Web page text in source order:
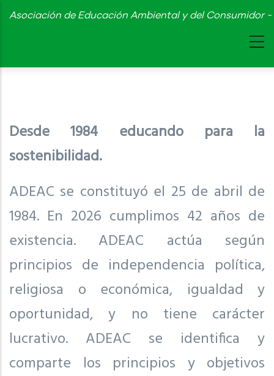
Skip
content
Asociación de Educación Ambiental y del Consumidor
Desde 1984 educando para la
sostenibilidad.
ADEAC se constituyó el 25 de abril de
1984. En 2026 cumplimos 42 años de
existencia. ADEAC actúa según
principios de independencia política,
religiosa o económica, igualdad y
oportunidad, y no tiene carácter
lucrativo. ADEAC se identifica y
comparte los principios y objetivos